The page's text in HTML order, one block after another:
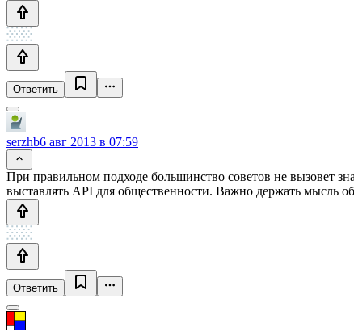
Ответить
serzhb6 авг 2013 в 07:59
При правильном подходе большинство советов не вызовет
выставлять API для общественности. Важно держать мысль
Ответить